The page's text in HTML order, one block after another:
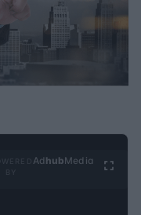
Ad hubMedia